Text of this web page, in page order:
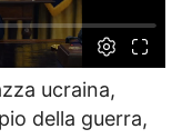
ucraina,
della guerra,